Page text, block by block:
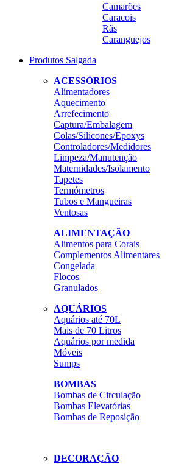
Camarões
Caracois
Rãs
Caranguejos
Produtos Salgada
ACESSÓRIOS
Alimentadores
Aquecimento
Arrefecimento
Captura/Embalagem
Colas/Silicones/Epoxys
Controladores/Medidores
Limpeza/Manutenção
Maternidades/Isolamento
Tapetes
Termómetros
Tubos e Mangueiras
Ventosas
ALIMENTAÇÃO
Alimentos para Corais
Complementos Alimentares
Congelada
Flocos
Granulados
AQUÁRIOS
Aquários até 70L
Mais de 70 Litros
Aquários por medida
Móveis
Sumps
BOMBAS
Bombas de Circulação
Bombas Elevatórias
Bombas de Reposição
DECORAÇÃO